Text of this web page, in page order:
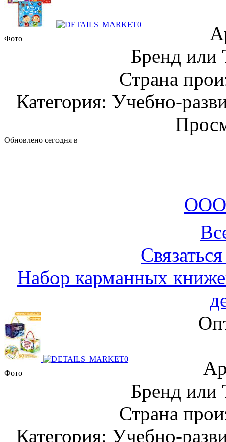
Фото
Бренд или
Страна
Категория: Учебно-
Обновлено сегодня в
ООО
Набор карманных
Фото
Бренд или
Страна
Категория: Учебно-